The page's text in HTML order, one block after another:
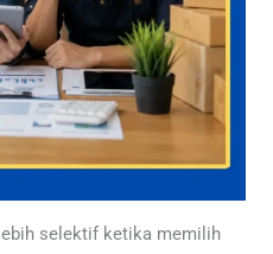
selektif ketika memilih